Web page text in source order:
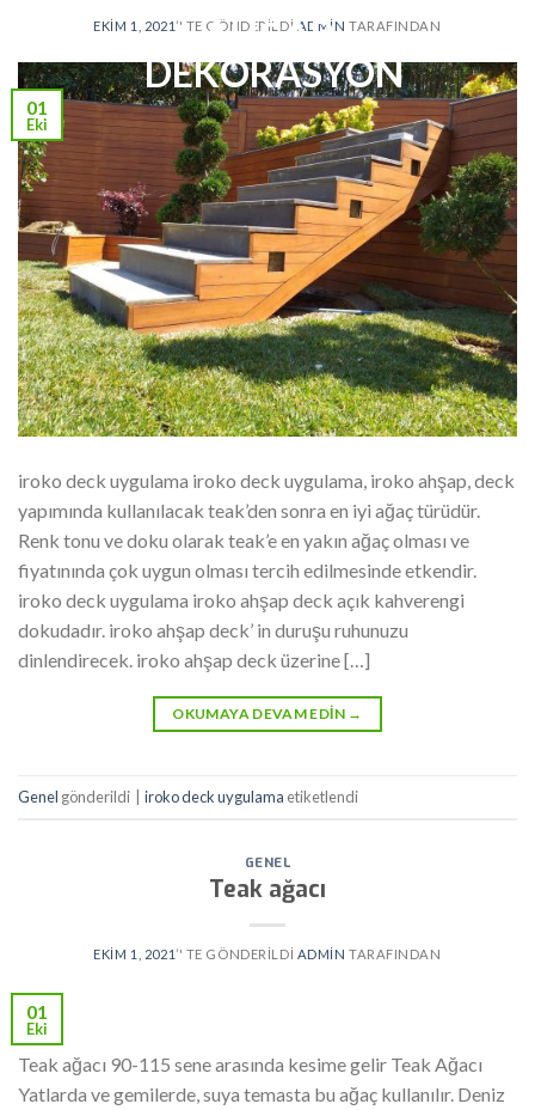
EKIM 1, 2021 ’' TE GÖNDERILDI ADMIN TARAFINDAN
01
Eki
iroko deck uygulama iroko deck uygulama, iroko ahşap, deck
yapımında kullanılacak teak’den sonra en iyi ağaç türüdür.
Renk tonu ve doku olarak teak’e en yakın ağaç olması ve
fiyatınında çok uygun olması tercih edilmesinde etkendir.
iroko deck uygulama iroko ahşap deck açık kahverengi
dokudadır. iroko ahşap deck’ in duruşu ruhunuzu
dinlendirecek. iroko ahşap deck üzerine […]
OKUMAYA DEVAM EDIN →
Genel gönderildi iroko deck uygulama etiketlendi
GENEL
Teak ağacı
EKIM 1, 2021 ’' TE GÖNDERILDI ADMIN TARAFINDAN
01
Eki
Teak ağacı 90-115 sene arasında kesime gelir Teak Ağacı
Yatlarda ve gemilerde, suya temasta bu ağaç kullanılır. Deniz